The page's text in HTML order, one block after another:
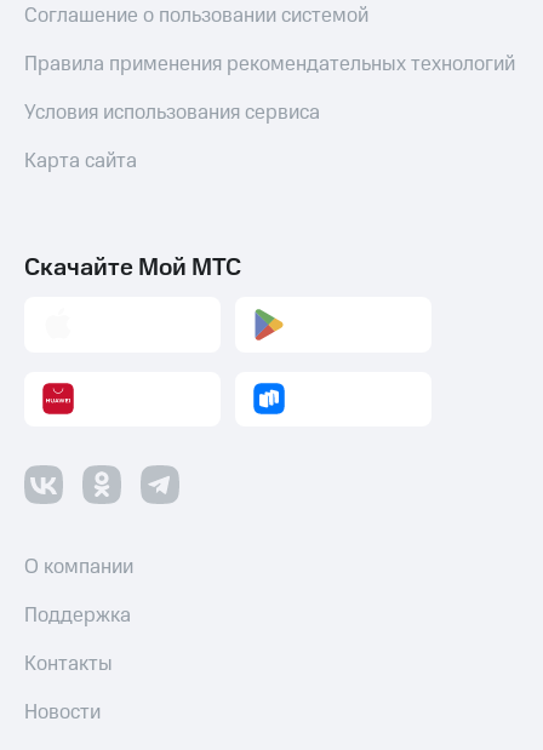
Соглашение о пользовании системой
Правила применения рекомендательных технологий
Условия использования сервиса
Карта сайта
Скачайте Мой МТС
О компании
Поддержка
Контакты
Новости